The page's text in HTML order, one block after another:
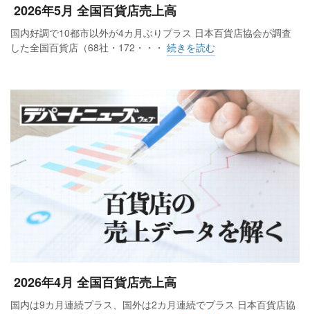
2026年5月 全国百貨店売上高
国内好調で10都市以外が4カ月ぶりプラス 日本百貨店協会が調査
した全国百貨店（68社・172・・・ 続きを読む
2026年4月 全国百貨店売上高
国内は9カ月連続プラス、国外は2カ月連続でプラス 日本百貨店協